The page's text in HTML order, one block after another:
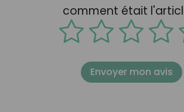
comment était
Envoyer mon avis